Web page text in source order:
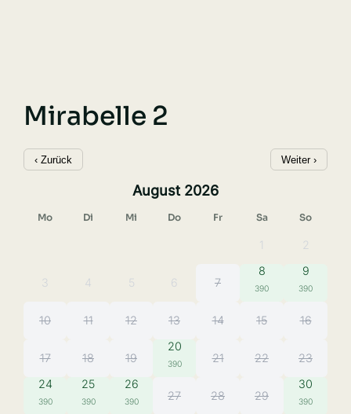
Mirabelle 2
‹ Zurück Weiter ›
August 2026
Mo Di Mi Do Fr Sa So
1 2
3 4 5 6 7
8
390
9
390
10 11 12 13 14 15 16
17 18 19
20
390 21 22
23
24
390
25
390
26
390 27 28 29
30
390